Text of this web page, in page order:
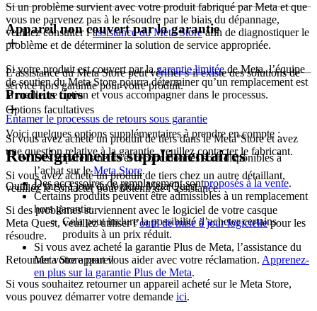
Si un problème survient avec votre produit fabriqué par Meta et que
vous ne parvenez pas à le résoudre par le biais du dépannage,
veuillez consulter l’assistance du Meta Storeafin de diagnostiquer le
problème et de déterminer la solution de service appropriée.
Si votre produit est couvert par lagarantie limitéede Meta, l’équipe
de soutien du Meta Store pourra déterminer qu’un remplacement est
la meilleure option et vous accompagner dans le processus.
Entamer le processus de retours sous garantie
Appareil non couvert par la garantie
L’assistance du Meta Store peut vérifier s’il existe des solutions de
service hors garantie pour votre produit.
Options facultatives
Voici quelques options supplémentaires à prendre en compte :
Des appareils neufs et reconditionnés sont disponibles à
l’achat sur leMeta Store.
Des accessoires de remplacement sontproposés à la vente.
Certains produits peuvent être admissibles à un remplacement
hors garantie.
Cela peut inclure la possibilité d’acheter certains
produits à un prix réduit.
Si vous avez acheté la garantie Plus de Meta, l’assistance du
Meta Store peut vous aider avec votre réclamation. Apprenez-
en plus sur la garantie Plus de Meta.
Produits tiers
Si vous avez acheté un produit de tiers dans le Meta°Store et avez
une question relative à la garantie, veuillez contacter le fabricant.
Si vous avez acheté un produit de tiers chez un autre détaillant,
veuillez le contacter pour obtenir de l’assistance.
Renseignements supplémentaires
Outil de mise à jour du logiciel Meta Quest
Si des problèmes surviennent avec le logiciel de votre casque
Meta Quest, veuillez utiliser l’outil de mise à jour logiciellepour les
résoudre.
Retourner votre appareil
Si vous souhaitez retourner un appareil acheté sur le Meta Store,
vous pouvez démarrer votre demande ici.